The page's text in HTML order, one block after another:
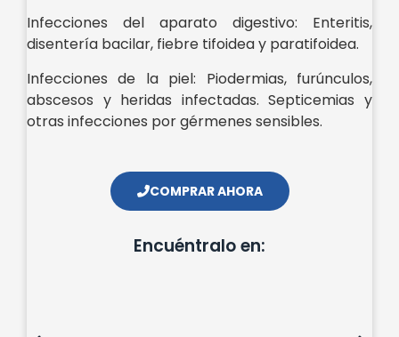
Infecciones del aparato digestivo: Enteritis,
disentería bacilar, fiebre tifoidea y paratifoidea.
Infecciones de la piel: Piodermias, furúnculos,
abscesos y heridas infectadas. Septicemias y
otras infecciones por gérmenes sensibles.
COMPRAR AHORA
Encuéntralo en: